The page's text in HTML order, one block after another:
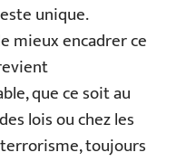
unique.
mieux encadrer ce
que ce soit au
lois ou chez les
toujours